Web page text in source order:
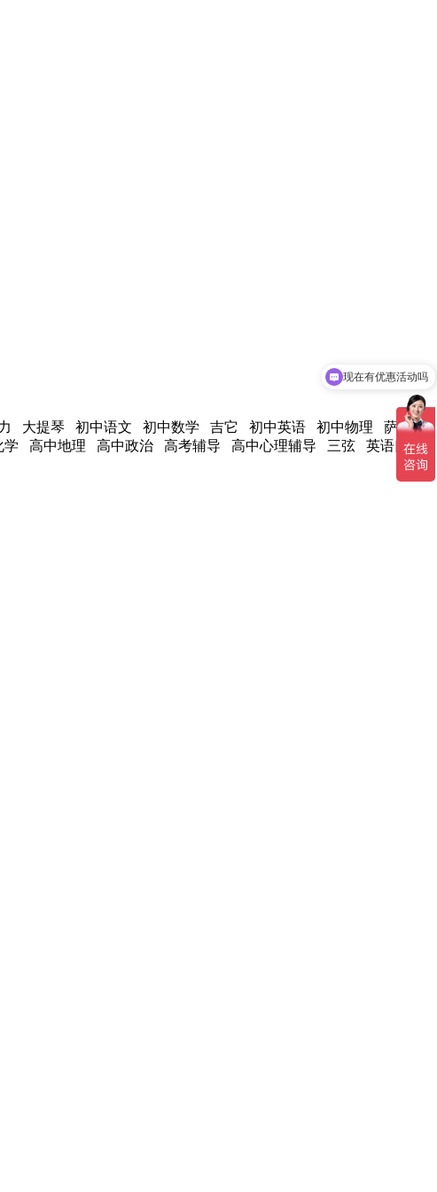
大提琴 初中语文 初中数学 吉它 初中英语 初中物理 萨克
高中地理 高中政治 高考辅导 高中心理辅导 三弦 英语口语
现在有优惠活动吗